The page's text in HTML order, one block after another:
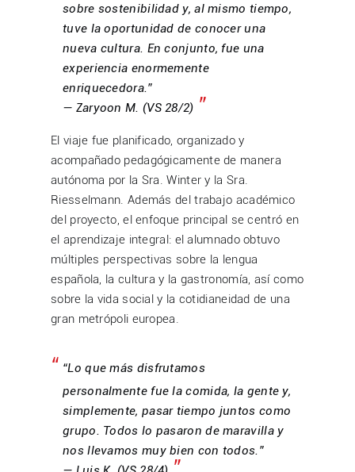
sobre sostenibilidad y, al mismo tiempo,
tuve la oportunidad de conocer una
nueva cultura. En conjunto, fue una
experiencia enormemente
enriquecedora.”
— Zaryoon M. (VS 28/2)
El viaje fue planificado, organizado y
acompañado pedagógicamente de manera
autónoma por la Sra. Winter y la Sra.
Riesselmann. Además del trabajo académico
del proyecto, el enfoque principal se centró en
el aprendizaje integral: el alumnado obtuvo
múltiples perspectivas sobre la lengua
española, la cultura y la gastronomía, así como
sobre la vida social y la cotidianeidad de una
gran metrópoli europea.
“Lo que más disfrutamos
personalmente fue la comida, la gente y,
simplemente, pasar tiempo juntos como
grupo. Todos lo pasaron de maravilla y
nos llevamos muy bien con todos.”